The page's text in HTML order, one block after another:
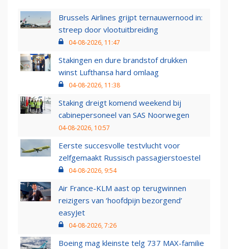
Brussels Airlines grijpt ternauwernood in:
streep door vlootuitbreiding
04-08-2026, 11:47
Stakingen en dure brandstof drukken
winst Lufthansa hard omlaag
04-08-2026, 11:38
Staking dreigt komend weekend bij
cabinepersoneel van SAS Noorwegen
04-08-2026, 10:57
Eerste succesvolle testvlucht voor
zelfgemaakt Russisch passagierstoestel
04-08-2026, 9:54
Air France-KLM aast op terugwinnen
reizigers van ‘hoofdpijn bezorgend’
easyJet
04-08-2026, 7:26
Boeing mag kleinste telg 737 MAX-familie